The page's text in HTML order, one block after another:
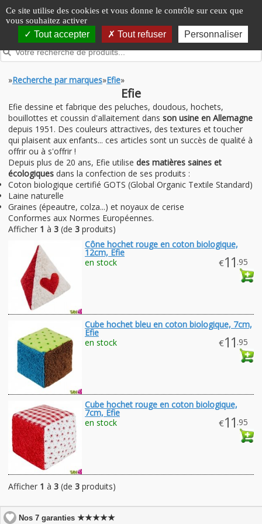
Panneau de gestion des cookies
Ce site utilise des cookies et vous donne le contrôle sur ceux que
vous souhaitez activer
Tout accepter Tout refuser Personnaliser
»Recherche par marques»Efie»
Efie
Efie dessine et fabrique des peluches, doudous, hochets,
bouillottes et coussin d'allaitement dans son usine en Allemagne
depuis 1951. Des couleurs attractives, des textures et toucher
qui plaisent aux enfants... ces articles sont un succès de qualité à
offrir ou à s'offrir !
Depuis plus de 20 ans, Efie utilise des matières saines et
écologiques dans la confection de ses produits :
Coton biologique certifié GOTS (Global Organic Textile Standard)
Laine naturelle
Graines (épeautre, colza...) et noyaux de cerise
Conformes aux Normes Européennes.
Afficher 1 à 3 (de 3 produits)
Cône hochet rouge en coton biologique,
12cm, Efie
€11 .95
en stock
Cube hochet bleu en coton biologique, 7cm,
Efie
€11 .95
en stock
Cube hochet rouge en coton biologique,
7cm, Efie
€11 .95
en stock
Afficher 1 à 3 (de 3 produits)
Nos 7 garanties★★★★★